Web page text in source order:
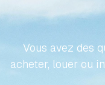
Vous avez des
acheter, louer ou